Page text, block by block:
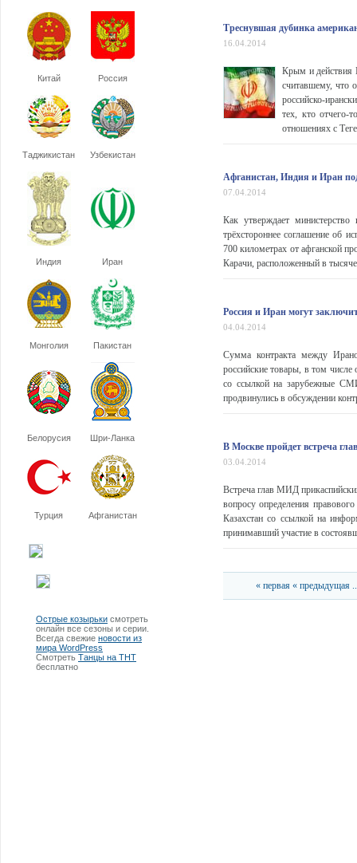
Китай Россия
Таджикистан Узбекистан
Индия Иран
Монголия Пакистан
Белорусия Шри-Ланка
Турция Афганистан
Острые козырьки смотреть
онлайн все сезоны и серии.
Всегда свежие новости из
мира WordPress
Смотреть Танцы на ТНТ
бесплатно
Треснувшая дубинка
16.04.2014
Крым и действия
считавшему, что
российско-
тех, кто
отношениях с
Афганистан, Индия и Иран
07.04.2014
Как утверждает
трёхстороннее соглашение об
700 километрах от афганской
Карачи, расположенный в
Россия и Иран могут
04.04.2014
Сумма контракта между
российские товары, в том
со ссылкой на зарубежные
продвинулись в обсуждении
В Москве пройдет встреча
03.04.2014
Встреча глав МИД
вопросу определения
Казахстан со ссылкой на
принимавший участие в
« первая « предыдущая